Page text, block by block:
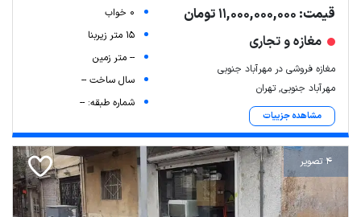
قیمت: 11,000,000,000 تومان
مغازه و تجاری
مغازه فروشی در مهرآباد جنوبی
مهرآباد جنوبی, تهران
مشاهده جزییات
0 خواب
15 متر زیربنا
-- متر زمین
سال ساخت --
شماره طبقه: --
4 تصویر